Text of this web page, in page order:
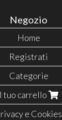
Negozio
Home
Registrati
Categorie
tuo carrello
e Cookies